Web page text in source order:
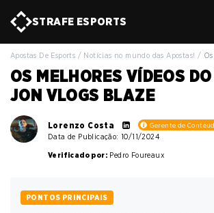
STRAFE ESPORTS
Apostas De Esports / Notícias no mundo das Apostas! /
OS MELHORES VÍDEOS
JON VLOGS BLAZE
Lorenzo Costa Gerente de
Data de Publicação: 10/11/2024
Verificado por: Pedro Foureaux
PONTOS PRINCIPAIS